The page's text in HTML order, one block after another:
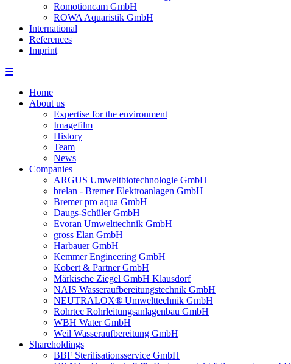
Romotioncam GmbH
ROWA Aquaristik GmbH
International
References
Imprint
☰
Home
About us
Expertise for the environment
Imagefilm
History
Team
News
Companies
ARGUS Umweltbiotechnologie GmbH
brelan - Bremer Elektroanlagen GmbH
Bremer pro aqua GmbH
Daugs-Schüler GmbH
Evoran Umwelt­technik GmbH
gross Elan GmbH
Harbauer GmbH
Kemmer Engineering GmbH
Kobert & Partner GmbH
Märkische Ziegel GmbH Klausdorf
NAIS Wasseraufbereitungstechnik GmbH
NEUTRALOX® Umwelttechnik GmbH
Rohrtec Rohrleitungsanlagenbau GmbH
WBH Water GmbH
Weil Wasseraufbereitung GmbH
Shareholdings
BBF Sterilisationsservice GmbH